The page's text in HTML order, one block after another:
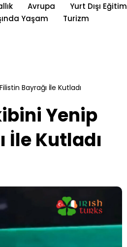
Avrupa
Yurt Dışı Eğitim
Yaşam
Turizm
Bayrağı İle Kutladı
Yenip
Kutladı